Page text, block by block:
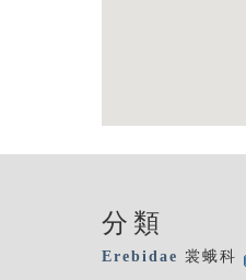
分類
Erebidae 裳蛾科